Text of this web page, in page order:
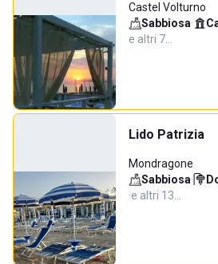
Castel Volturno
Sabbiosa·
e altri 7…
Lido Patrizia
Mondragone
Sabbiosa·
·e altri 13…